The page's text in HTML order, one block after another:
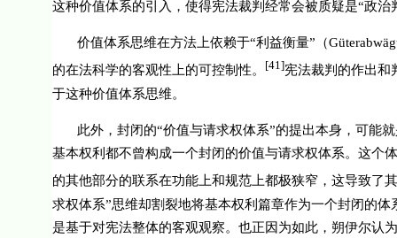
这种价值体系的引入，使得宪法裁判经常会被质疑是“政治
价值体系思维在方法上依赖于“利益衡量”（
的在法科学的客观性上的可控制性。
[41]宪法裁判的作出和
于这种价值体系思维。
此外，封闭的“价值与请求权体系”的提出本身，可能
基本权利都不曾构成一个封闭的价值与请求权体系。这个
的其他部分的联系在功能上和规范上都极狭窄，这导致了
求权体系”思维却割裂地将基本权利篇章作为一个封闭的
是基于对宪法整体的客观观察。也正因为如此，朔伊尔